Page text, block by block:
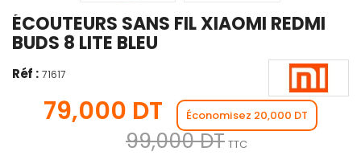
ÉCOUTEURS SANS FIL XIAOMI REDMI
BUDS 8 LITE BLEU
Réf : 71617
79,000 DT Économisez 20,000 DT
99,000 DT TTC